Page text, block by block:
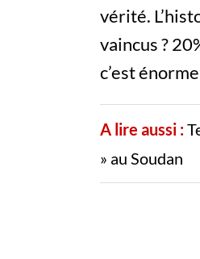
vérité.
vaincus ?
c’est
A lire aussi :
» au Soudan